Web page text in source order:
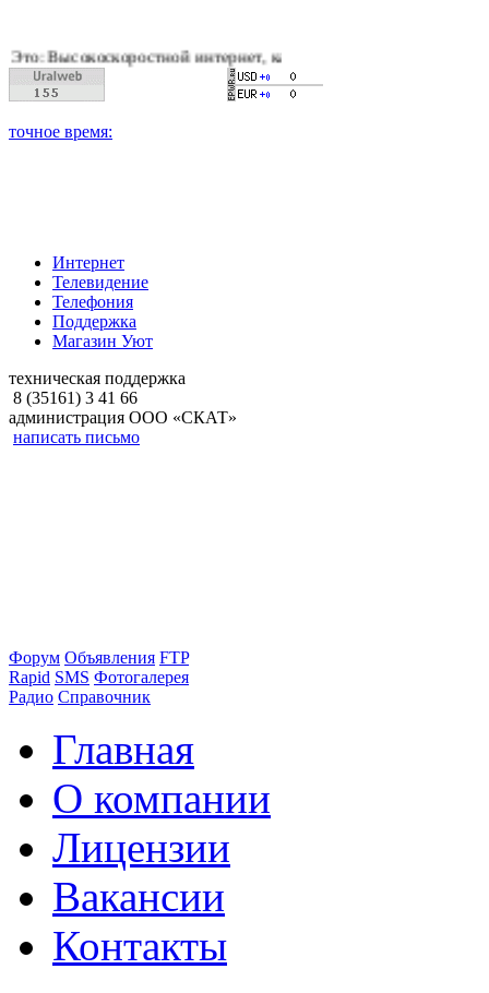
интернет, качественное цифровое и кабельное
Интернет
Телевидение
Телефония
Поддержка
Магазин Уют
техническая поддержка
8 (35161) 3 41 66
администрация ООО «СКАТ»
написать письмо
Форум Объявления FTP
Rapid SMS Фотогалерея
Радио Справочник
Главная
О компании
Лицензии
Вакансии
Контакты